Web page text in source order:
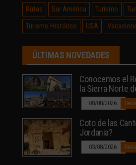
Rutas
Sur América Turismo
Turismo Histórico
USA
ÚLTIMAS NOVEDADES
Conocemos el
la Sierra Norte
08/08/2026
Coto de las
Jordania?
03/08/2026